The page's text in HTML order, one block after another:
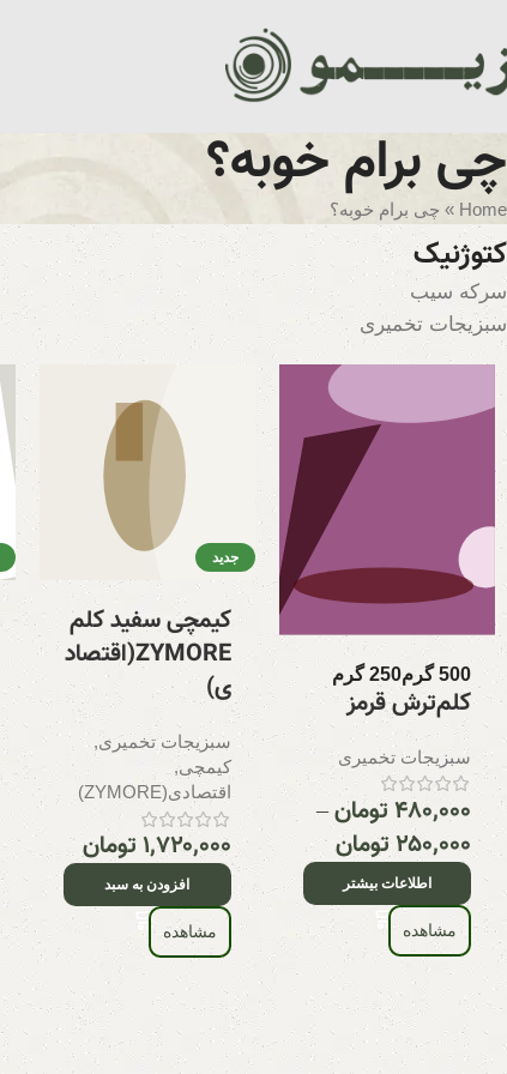
چی برام خوبه؟
Home
» چی برام خوبه؟
کتوژنیک
سرکه سیب
سبزیجات تخمیری
500 گرم 250 گرم
کلم‌ترش قرمز
سبزیجات تخمیری
۴۸۰,۰۰۰تومان–
۲۵۰,۰۰۰تومان
اطلاعات بیشتر
مشاهده
جدید
کیمچی سفید کلم
ZYMORE(اقتصاد
ی)
سبزیجات تخمیری,
کیمچی,
اقتصادی(ZYMORE)
۱,۷۲۰,۰۰۰تومان
افزودن به سبد
مشاهده